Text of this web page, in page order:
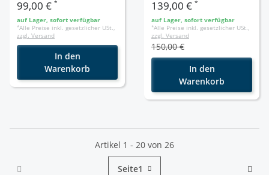
Koaxsystem
99,00 € *
auf Lager, sofort verfügbar
*Alle Preise inkl. gesetzlicher USt.,
zzgl. Versand
In den
Warenkorb
Triaxsystem
139,00 € *
auf Lager, sofort verfügbar
*Alle Preise inkl. gesetzlicher USt.,
zzgl. Versand
150,00 €
In den
Warenkorb
Artikel 1 - 20 von 26
Seite1